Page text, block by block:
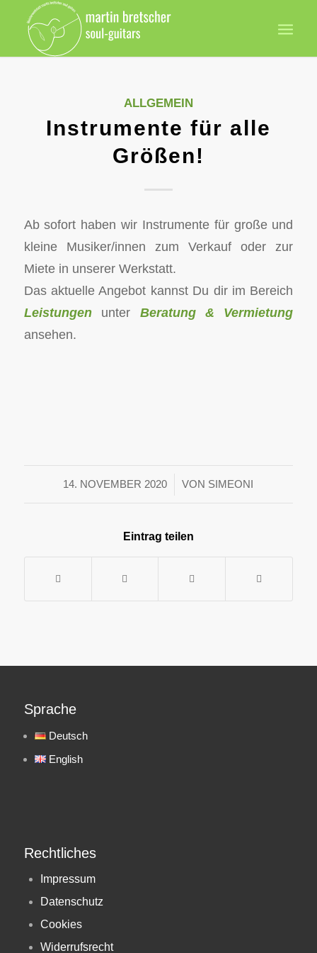
ALLGEMEIN
Instrumente für alle
Größen!
Ab sofort haben wir Instrumente für große und
kleine Musiker/innen zum Verkauf oder zur
Miete in unserer Werkstatt.
Das aktuelle Angebot kannst Du dir im Bereich
Leistungenunter Beratung & Vermietung
ansehen.
14. NOVEMBER 2020
/ VON SIMEONI
Eintrag teilen
Sprache
Deutsch
English
Rechtliches
Impressum
Datenschutz
Cookies
Widerrufsrecht